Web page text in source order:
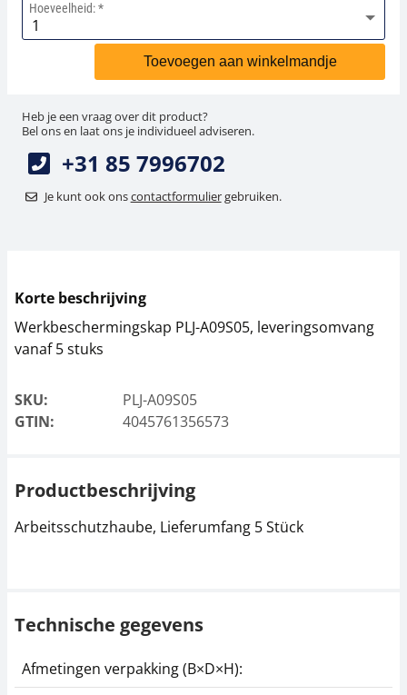
Hoeveelheid:
Toevoegen aan winkelmandje
Heb je een vraag over dit product?
Bel ons en laat ons je individueel adviseren.
+31 85 7996702
Je kunt ook onscontactformuliergebruiken.
Korte beschrijving
Werkbeschermingskap PLJ-A09S05, leveringsomvang
vanaf 5 stuks
SKU:
PLJ-A09S05
GTIN:
4045761356573
Productbeschrijving
Arbeitsschutzhaube, Lieferumfang 5 Stück
Technische gegevens
Afmetingen verpakking (B×D×H):
Hangende weegschalen
Kraanweegschalen
Bankweegschaal
Orgelschalen
Weegschaal inclusief software
Spannings- en compressiebelastingcellen
Trekapparaten
Videomicroscopen
Externe verlichting
Microscoop camera's
Accessoires
Toepassingen voor experts
Suiker
Universele toepassingen
Newton-gewichten
Geluidsniveaumeter
Kleurmeting
Accessoires